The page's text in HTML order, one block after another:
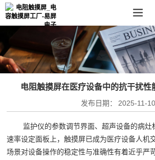
电阻触摸屏在医疗设备中的抗干扰性
发布日期： 2025-11-10
监护仪的参数调节界面、超声设备的病灶
速率设定面板上，触摸屏已成为医疗设备人机
场景对设备操作的稳定性与准确性有着近乎